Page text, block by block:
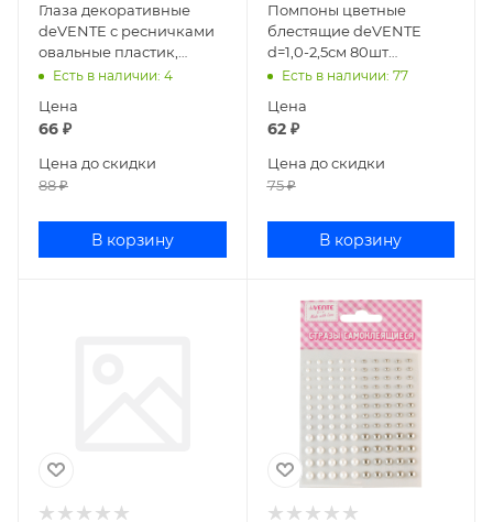
Глаза декоративные
deVENTE с ресничками
овальные пластик,
размер 20x15мм, 20шт
Есть в наличии: 4
Цена
66 ₽
Цена до скидки
88₽
В корзину
Помпоны цветные
блестящие deVENTE
d=1,0-2,5см 80шт
малиновые цвета
Есть в наличии: 77
Цена
62₽
Цена до скидки
75₽
В корзину